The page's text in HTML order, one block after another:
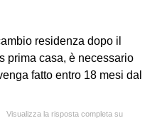
residenza dopo il
prima casa, è necessario
fatto entro 18 mesi dal
Visualizza la risposta completa su